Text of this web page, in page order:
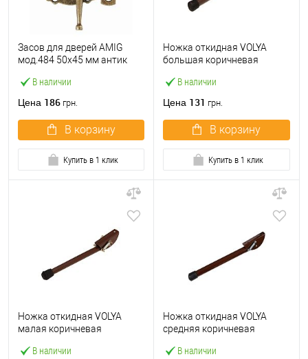
В наличии
Засов для дверей AMIG
мод.484 50х45 мм антик
Цена 186 грн.
В корзину
Купить в 1 клик
В наличии
Ножка откидная VOLYA
большая коричневая
Цена 131 грн.
В корзину
Купить в 1 клик
В наличии
Ножка откидная VOLYA
малая коричневая
В наличии
Ножка откидная VOLYA
средняя коричневая